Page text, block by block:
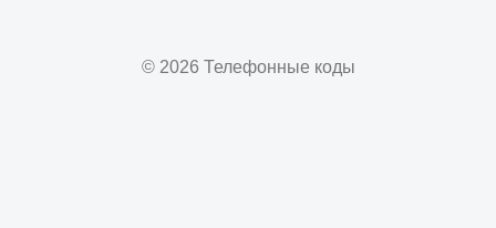
© 2026 Телефонные коды